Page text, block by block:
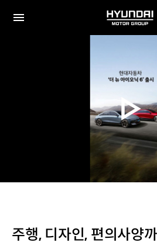
HYUNDAI
MOTOR
주행, 디자인, 편의사양